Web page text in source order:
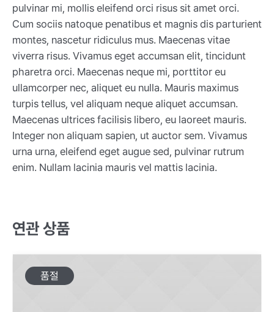
pulvinar mi, mollis eleifend orci risus sit amet orci.
Cum sociis natoque penatibus et magnis dis parturient
montes, nascetur ridiculus mus. Maecenas vitae
viverra risus. Vivamus eget accumsan elit, tincidunt
pharetra orci. Maecenas neque mi, porttitor eu
ullamcorper nec, aliquet eu nulla. Mauris maximus
turpis tellus, vel aliquam neque aliquet accumsan.
Maecenas ultrices facilisis libero, eu laoreet mauris.
Integer non aliquam sapien, ut auctor sem. Vivamus
urna urna, eleifend eget augue sed, pulvinar rutrum
enim. Nullam lacinia mauris vel mattis lacinia.
연관 상품
품절